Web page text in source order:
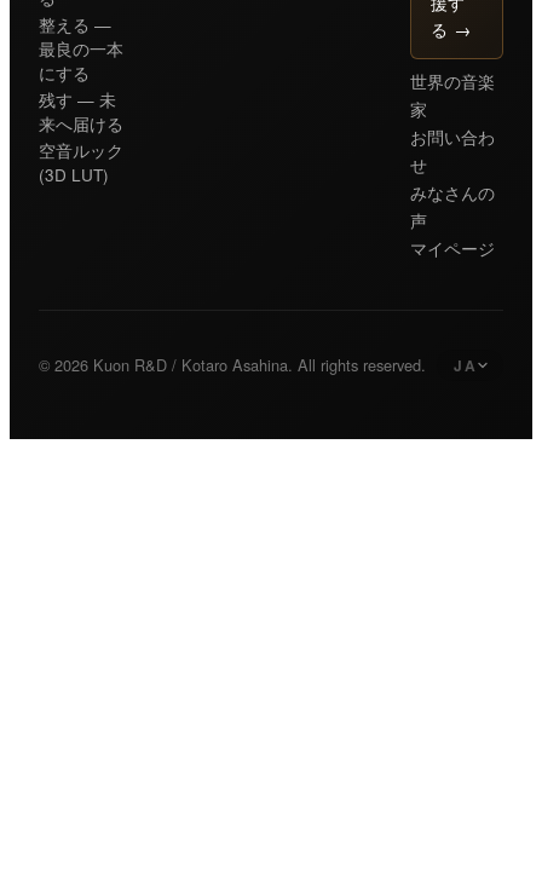
整える —
最良の一本
にする
残す — 未
来へ届ける
空音ルック
(3D LUT)
る →
世界の音楽
家
お問い合わ
せ
みなさんの
声
マイページ
© 2026 Kuon R&D / Kotaro Asahina. All rights reserved. JA